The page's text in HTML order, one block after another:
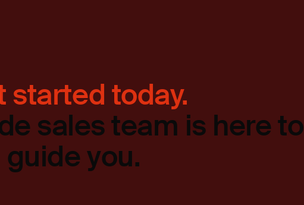
started today.
sales team is here to
guide you.